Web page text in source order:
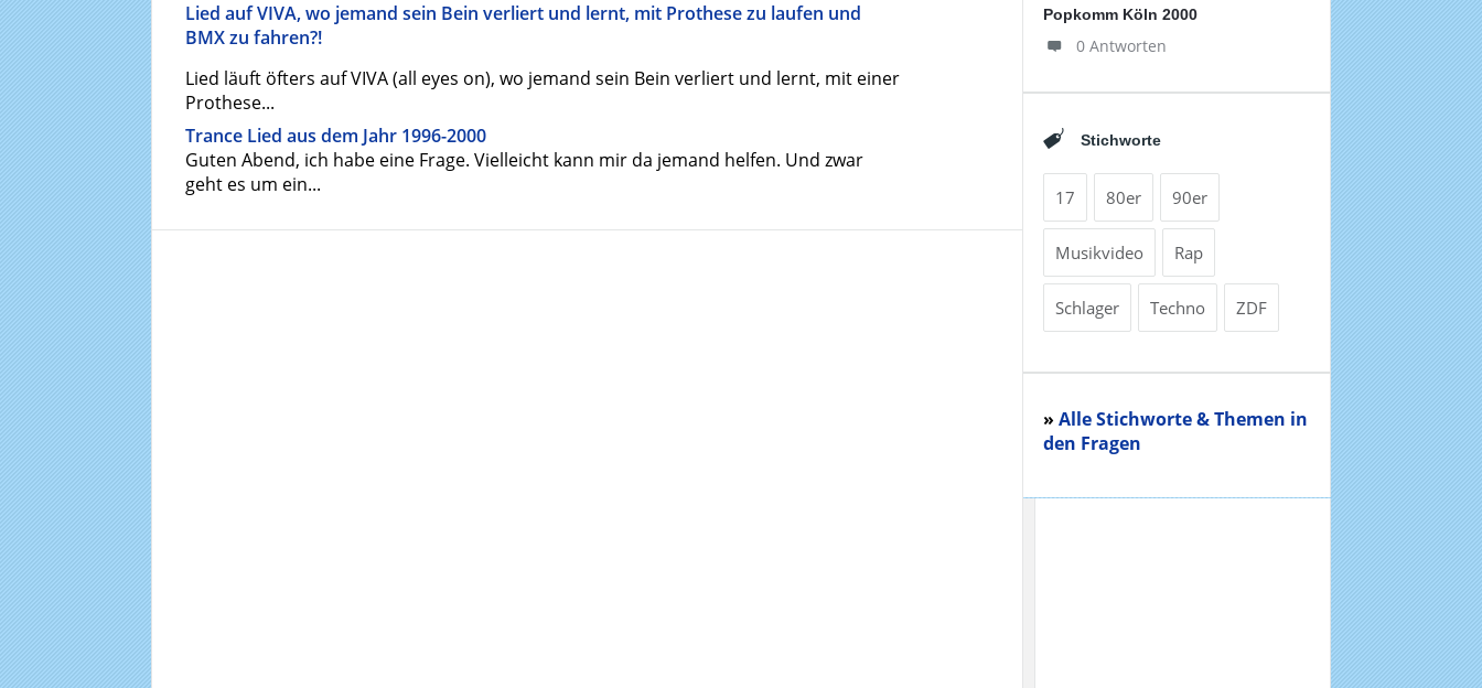
Lied auf VIVA, wo jemand sein Bein verliert und lernt, mit Prothese zu laufen und
BMX zu fahren?!
Lied läuft öfters auf VIVA (all eyes on), wo jemand sein Bein verliert und lernt, mit einer
Prothese...
Trance Lied aus dem Jahr 1996-2000
Guten Abend, ich habe eine Frage. Vielleicht kann mir da jemand helfen. Und zwar
geht es um ein...
Popkomm Köln 2000
0 Antworten
Stichworte
17 80er 90er
Musikvideo Rap
Schlager Techno ZDF
» Alle Stichworte & Themen in
den Fragen